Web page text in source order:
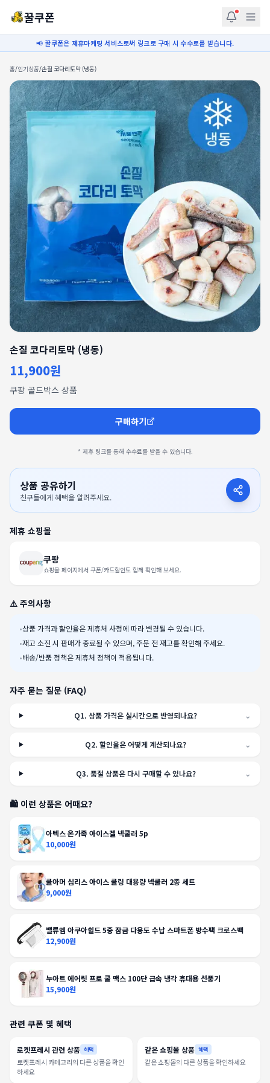
꿀쿠폰
📢 꿀쿠폰은 제휴마케팅 서비스로써 링크로 구매 시 수수료를 받습니다.
홈/인기상품/손질 코다리토막 (냉동)
손질 코다리토막 (냉동)
11,900원
쿠팡 골드박스 상품
구매하기
* 제휴 링크를 통해 수수료를 받을 수 있습니다.
상품 공유하기
친구들에게 혜택을 알려주세요.
제휴 쇼핑몰
쿠팡
쇼핑몰 페이지에서 쿠폰/카드할인도 함께 확인해 보세요.
⚠️ 주의사항
•상품 가격과 할인율은 제휴처 사정에 따라 변경될 수 있습니다.
•재고 소진 시 판매가 종료될 수 있으며, 주문 전 재고를 확인해 주세요.
•배송/반품 정책은 제휴처 정책이 적용됩니다.
자주 묻는 질문 (FAQ)
Q1.상품 가격은 실시간으로 반영되나요? ⌄
Q2.할인율은 어떻게 계산되나요? ⌄
Q3. 품절 상품은 다시 구매할 수 있나요? ⌄
🛍️ 이런 상품은 어때요?
아텍스 온가족 아이스겔 넥쿨러 5p
10,000원
쿨아머 심리스 아이스 쿨링 대용량 넥쿨러 2종 세트
9,000원
밸류엠 아쿠아쉴드 5중 잠금 다용도 수납 스마트폰 방수팩 크로스백
12,900원
누아트 에어릿 프로 쿨 맥스 100단 급속 냉각 휴대용 선풍기
15,900원
관련 쿠폰 및 혜택
로켓프레시 관련 상품 혜택
로켓프레시 카테고리의 다른 상품을 확인
하세요
같은 쇼핑몰 상품 혜택
같은 쇼핑몰의 다른 상품을 확인하세요